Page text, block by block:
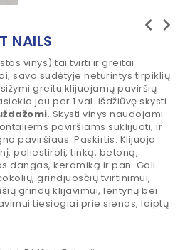
NAILS
chevron_left chevron_right
vinys) tai tvirti ir greitai
savo sudėtyje neturintys tirpiklių.
greitu klijuojamų paviršių
jau per 1 val. išdžiūvę skysti
. Skysti vinys naudojami
paviršiams suklijuoti, ir
paviršiaus. Paskirtis: Klijuoja
poliestiroli, tinką, betoną,
dangas, keramiką ir pan. Gali
grindjuosčių tvirtinimui,
grindų klijavimui, lentynų bei
tiesiogiai prie sienos, laiptų